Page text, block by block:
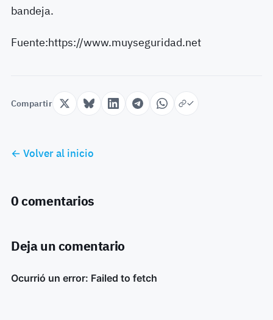
bandeja.
Fuente:https://www.muyseguridad.net
Compartir
← Volver al inicio
0 comentarios
Deja un comentario